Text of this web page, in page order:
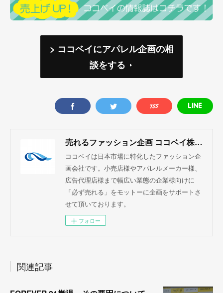
> ココベイにアパレル企画の相
談をする
売れるファッション企画 ココベイ株式会社
ココベイは日本市場に特化したファッション企
画会社です。小売店様やアパレルメーカー様、
広告代理店様まで幅広い業態の企業様向けに
「必ず売れる」をモットーに企画をサポートさ
せて頂いております。
フォロー
関連記事